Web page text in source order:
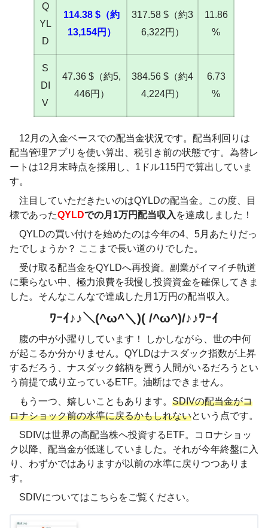
Q
YL
D
114.38 $（約
13,154円）
317.58 $（約3
6,322円）
11.86
%
S
DI
V
47.36 $（約5,
446円）
384.56 $（約4
4,224円）
6.73
%
12月の入金ベースでの配当金状況です。配当利回りは
配当管理アプリを使い算出、税引き前の状態です。為替レ
ートは12月末時点を採用し、1ドル115円で算出していま
す。
注目していただきたいのはQYLDの配当金。この度、目
標であったQYLDでの月1万円配当収入 を達成しました！
QYLDの買い付けを始めたのは今年の4、5月あたりだっ
たでしょうか？ ここまで長い道のりでした。
受け取る配当金をQYLDへ再投資。副業がイマイチ軌道
に乗らない中、極力浪費を我慢し投資資金を確保してきま
した。そんなこんなで達成した月1万円の配当収入。
ﾜｰｲ♪♪＼(^ω^＼)( /^ω^)/♪♪ﾜｰｲ
腹の中が小躍りしています！ しかしながら、世の中何
が起こるか分かりません。QYLDはナスダック指数が上昇
するだろう、ナスダック銘柄を買う人間がいるだろうとい
う前提で成り立っているETF。油断はできません。
もう一つ、嬉しいこともあります。 SDIVの配当金がコ
ロナショック前の水準に戻るかもしれないという点です。
SDIVは世界の高配当株へ投資するETF。コロナショッ
ク以降、配当金が低迷していました。それが今年終盤に入
り、わずかではありますが以前の水準に戻りつつありま
す。
SDIVについてはこちらをご覧ください。